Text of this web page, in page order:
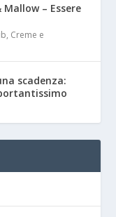
– Essere
Creme e
scadenza: